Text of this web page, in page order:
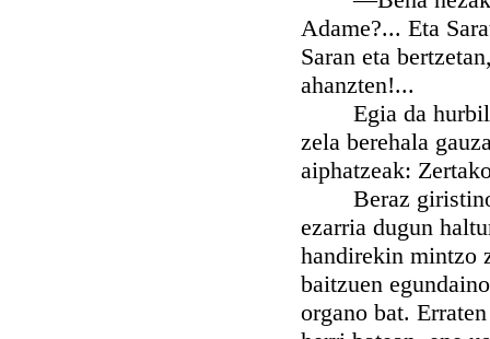
Adame?... Eta
Saran eta
ahanzten!...
Egia da
zela berehala
aiphatzeak:
Beraz giristino,
ezarria dugun
handirekin mintzo
baitzuen
organo bat.